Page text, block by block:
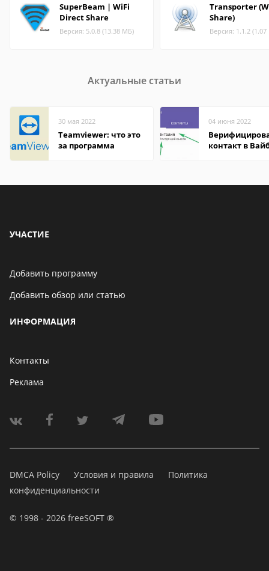
SuperBeam | WiFi
Direct Share
Версия: 5.0.8 (13.38 МБ)
Transporter
Share)
Версия: 1.1.2
Актуальные статьи
30 мая 2022
Teamviewer: что это
за программа
04 июня 2022
контакт в
УЧАСТИЕ
Добавить программу
Добавить обзор или статью
ИНФОРМАЦИЯ
Контакты
Реклама
DMCA Policy Условия и правила
Политика
конфиденциальности
© 1998 - 2026 freeSOFT ®